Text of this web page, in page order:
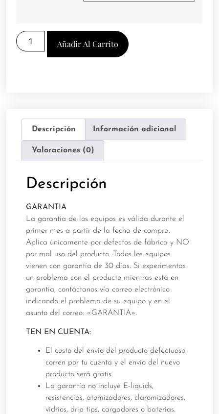
Añadir Al Carrito
Descripción Información adicional
Valoraciones (0)
Descripción
GARANTIA
La garantía de los equipos es válida durante el
primer mes a partir de la fecha de compra.
Aplica únicamente por defectos de fábrica y NO
por mal uso del producto. Todos los equipos
vienen con garantía de 30 días. Si experimentas
un problema con el producto mientras está en
garantía, contáctanos vía correo electrónico
indicando el problema de su equipo y en el
asunto del correo: «GARANTIA».
TEN EN CUENTA:
El costo del envío del producto defectuoso
corren por tu cuenta y el envío del nuevo
producto será gratis.
La garantía no incluye E-liquids,
resistencias, atomizadores, claromizadores,
vidrios, drip tips, cargadores o baterías.